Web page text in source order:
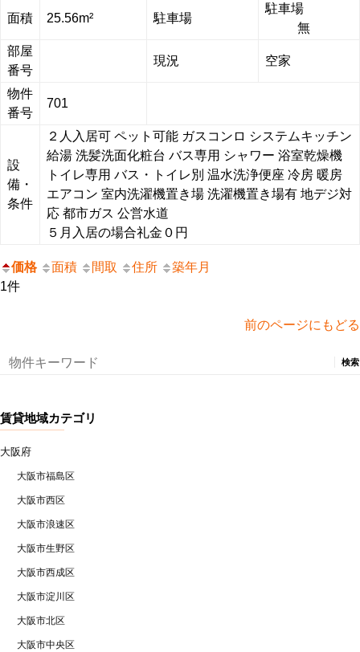
面積 25.56m² 駐車場
駐車場
無
部屋
番号
現況 空家
物件
番号
701
設
備・
条件
２人入居可 ペット可能 ガスコンロ システムキッチン
給湯 洗髪洗面化粧台 バス専用 シャワー 浴室乾燥機
トイレ専用 バス・トイレ別 温水洗浄便座 冷房 暖房
エアコン 室内洗濯機置き場 洗濯機置き場有 地デジ対
応 都市ガス 公営水道
５月入居の場合礼金０円
価格 面積 間取 住所
築年月
1件
前のページにもどる
検
賃貸地域カテゴリ
大阪府
大阪市福島区
大阪市西区
大阪市浪速区
大阪市生野区
大阪市西成区
大阪市淀川区
大阪市北区
大阪市中央区